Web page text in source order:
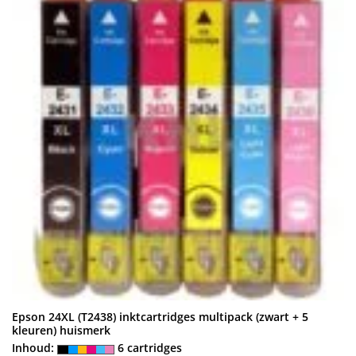
Epson 24XL (T2438) inktcartridges multipack (zwart + 5
kleuren) huismerk
Inhoud:
6 cartridges